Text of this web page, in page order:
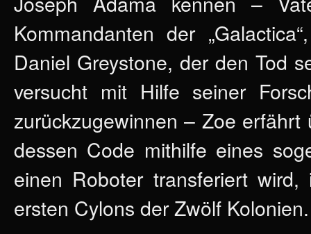
Kommandanten der
Daniel Greystone, der den Tod
versucht mit Hilfe seiner
zurückzugewinnen – Zoe erfährt
dessen Code mithilfe eines
einen Roboter transferiert
ersten Cylons der Zwölf Kolonien.